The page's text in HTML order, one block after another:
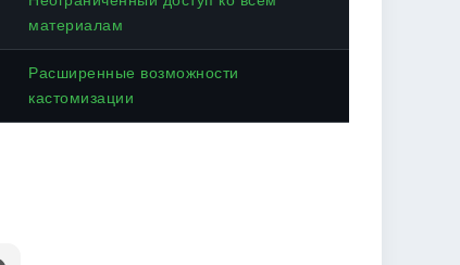
материалам
Расширенные возможности
кастомизации